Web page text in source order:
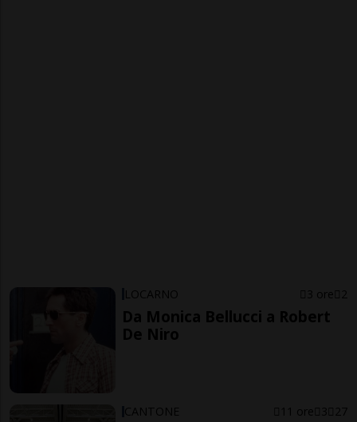
LOCARNO 3 ore 2
Da Monica Bellucci a Robert
De Niro
CANTONE 11 ore 3 27